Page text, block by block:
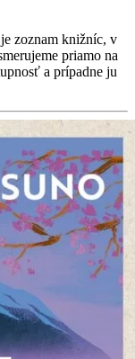
zoznam knižníc, v
priamo na
a prípadne ju